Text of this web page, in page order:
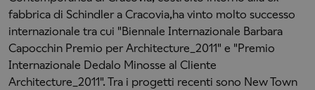
fabbrica di Schindler a Cracovia,ha vinto molto successo
internazionale tra cui "Biennale Internazionale Barbara
Capocchin Premio per Architecture_2011" e "Premio
Internazionale Dedalo Minosse al Cliente
Architecture_2011". Tra i progetti recenti sono New Town